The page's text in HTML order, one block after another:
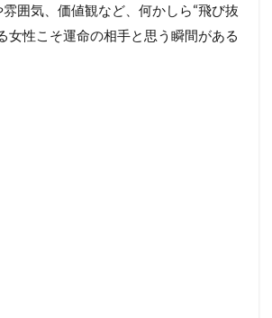
囲気、価値観など、何かしら“飛び抜
女性こそ運命の相手と思う瞬間がある